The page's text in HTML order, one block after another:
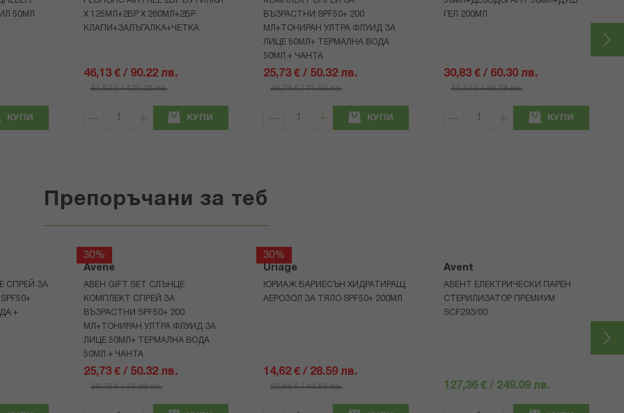
50МЛ
КУПИ
Х 125МЛ+2БР Х 260МЛ+2БР
КЛАПИ+ЗАЛЪГАЛКА+ЧЕТКА
46,13 € / 90.22 лв.
61,50 € / 120.28 лв.
КУПИ
ВЪЗРАСТНИ SPF50+ 200
МЛ+ТОНИРАН УЛТРА ФЛУИД ЗА
ЛИЦЕ 50МЛ+ ТЕРМАЛНА ВОДА
50МЛ + ЧАНТА
25,73 € / 50.32 лв.
36,76 € / 71.90 лв.
КУПИ
ГЕЛ 200МЛ
30,83 € / 60.30 лв.
41,10 € / 80.38 лв.
КУПИ
Препоръчани за теб
СПРЕЙ ЗА
+
30%
Avene
АВЕН GIFT SET СЛЪНЦЕ
КОМПЛЕКТ СПРЕЙ ЗА
ВЪЗРАСТНИ SPF50+ 200
МЛ+ТОНИРАН УЛТРА ФЛУИД ЗА
ЛИЦЕ 50МЛ+ ТЕРМАЛНА ВОДА
50МЛ + ЧАНТА
25,73 € / 50.32 лв.
36,76 € / 71.90 лв.
30%
Uriage
ЮРИАЖ БАРИЕСЪН ХИДРАТИРАЩ
АЕРОЗОЛ ЗА ТЯЛО SPF50+ 200МЛ
14,62 € / 28.59 лв.
20,89 € / 40.86 лв.
Avent
АВЕНТ ЕЛЕКТРИЧЕСКИ ПАРЕН
СТЕРИЛИЗАТОР ПРЕМИУМ
SCF293/00
127,36 € / 249.09 лв.